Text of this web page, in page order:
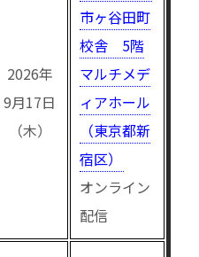
2026年
9月17日
（木）
市ヶ谷田町
校舎 5階
マルチメデ
ィアホール
（東京都新
宿区）
オンライン
配信